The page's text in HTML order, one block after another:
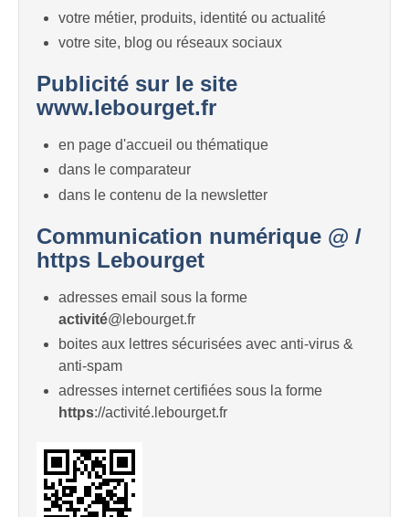
votre métier, produits, identité ou actualité
votre site, blog ou réseaux sociaux
Publicité sur le site
www.lebourget.fr
en page d'accueil ou thématique
dans le comparateur
dans le contenu de la newsletter
Communication numérique @ /
https Lebourget
adresses email sous la forme
activité@lebourget.fr
boites aux lettres sécurisées avec anti-virus &
anti-spam
adresses internet certifiées sous la forme
https://activité.lebourget.fr